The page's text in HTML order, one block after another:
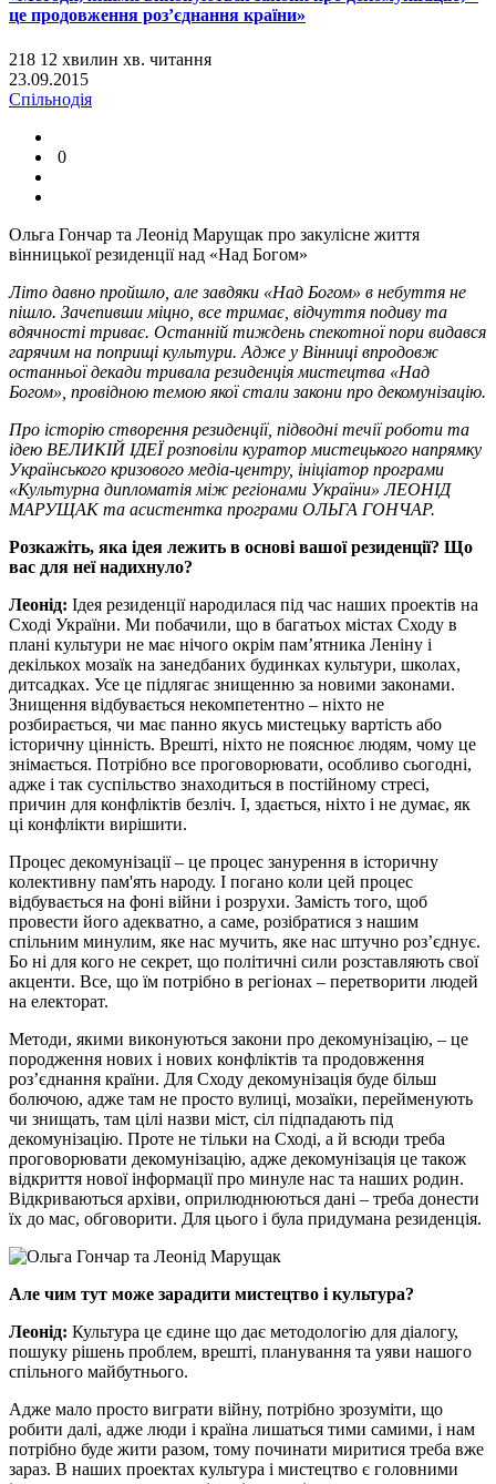
це продовження роз’єднання країни»
218 12 хвилин хв. читання
23.09.2015
Спільнодія
0
Ольга Гончар та Леонід Марущак про закулісне життя
вінницької резиденції над «Над Богом»
Літо давно пройшло, але завдяки «Над Богом» в небуття не
пішло. Зачепивши міцно, все тримає, відчуття подиву та
вдячності триває. Останній тиждень спекотної пори видався
гарячим на поприщі культури. Адже у Вінниці впродовж
останньої декади тривала резиденція мистецтва «Над
Богом», провідною темою якої стали закони про декомунізацію.
Про історію створення резиденції, підводні течії роботи та
ідею ВЕЛИКІЙ ІДЕЇ розповіли куратор мистецького напрямку
Українського кризового медіа-центру, ініціатор програми
«Культурна дипломатія між регіонами України» ЛЕОНІД
МАРУЩАК та асистентка програми ОЛЬГА ГОНЧАР.
Розкажіть, яка ідея лежить в основі вашої резиденції? Що
вас для неї надихнуло?
Леонід: Ідея резиденції народилася під час наших проектів на
Сході України. Ми побачили, що в багатьох містах Сходу в
плані культури не має нічого окрім пам’ятника Леніну і
декількох мозаїк на занедбаних будинках культури, школах,
дитсадках. Усе це підлягає знищенню за новими законами.
Знищення відбувається некомпетентно – ніхто не
розбирається, чи має панно якусь мистецьку вартість або
історичну цінність. Врешті, ніхто не пояснює людям, чому це
знімається. Потрібно все проговорювати, особливо сьогодні,
адже і так суспільство знаходиться в постійному стресі,
причин для конфліктів безліч. І, здається, ніхто і не думає, як
ці конфлікти вирішити.
Процес декомунізації – це процес занурення в історичну
колективну пам'ять народу. І погано коли цей процес
відбувається на фоні війни і розрухи. Замість того, щоб
провести його адекватно, а саме, розібратися з нашим
спільним минулим, яке нас мучить, яке нас штучно роз’єднує.
Бо ні для кого не секрет, що політичні сили розставляють свої
акценти. Все, що їм потрібно в регіонах – перетворити людей
на електорат.
Методи, якими виконуються закони про декомунізацію, – це
породження нових і нових конфліктів та продовження
роз’єднання країни. Для Сходу декомунізація буде більш
болючою, адже там не просто вулиці, мозаїки, перейменують
чи знищать, там цілі назви міст, сіл підпадають під
декомунізацію. Проте не тільки на Сході, а й всюди треба
проговорювати декомунізацію, адже декомунізація це також
відкриття нової інформації про минуле нас та наших родин.
Відкриваються архіви, оприлюднюються дані – треба донести
їх до мас, обговорити. Для цього і була придумана резиденція.
Але чим тут може зарадити мистецтво і культура?
Леонід: Культура це єдине що дає методологію для діалогу,
пошуку рішень проблем, врешті, планування та уяви нашого
спільного майбутнього.
Адже мало просто виграти війну, потрібно зрозуміти, що
робити далі, адже люди і країна лишаться тими самими, і нам
потрібно буде жити разом, тому починати миритися треба вже
зараз. В наших проектах культура і мистецтво є головними